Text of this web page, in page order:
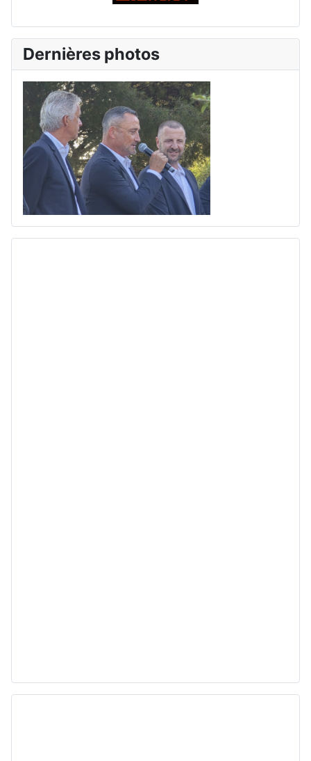
Dernières photos